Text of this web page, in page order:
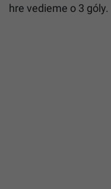
hre vedieme o 3 góly.